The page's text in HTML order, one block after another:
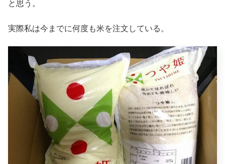
と思う。
実際私は今までに何度も米を注文している。